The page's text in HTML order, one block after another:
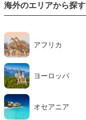
海外のエリアから探す
アフリカ
ヨーロッパ
オセアニア